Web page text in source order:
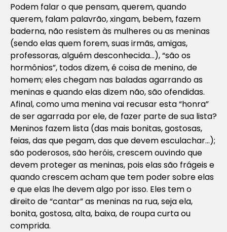
Podem falar o que pensam, querem, quando
querem, falam palavrão, xingam, bebem, fazem
baderna, não resistem às mulheres ou as meninas
(sendo elas quem forem, suas irmãs, amigas,
professoras, alguém desconhecida…), “são os
hormônios”, todos dizem, é coisa de menino, de
homem; eles chegam nas baladas agarrando as
meninas e quando elas dizem não, são ofendidas.
Afinal, como uma menina vai recusar esta “honra”
de ser agarrada por ele, de fazer parte de sua lista?
Meninos fazem lista (das mais bonitas, gostosas,
feias, das que pegam, das que devem esculachar…);
são poderosos, são heróis, crescem ouvindo que
devem proteger as meninas, pois elas são frágeis e
quando crescem acham que tem poder sobre elas
e que elas lhe devem algo por isso. Eles tem o
direito de “cantar” as meninas na rua, seja ela,
bonita, gostosa, alta, baixa, de roupa curta ou
comprida.